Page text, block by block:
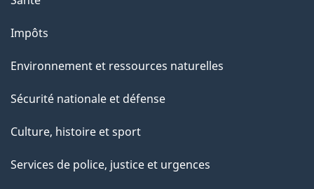
e
Impôts
Environnement et ressources naturelles
Sécurité nationale et défense
Culture, histoire et sport
Services de police, justice et urgences